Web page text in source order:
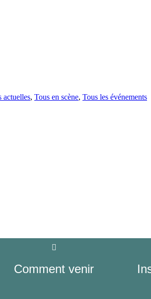
actuelles, Tous en scène, Tous les événements
Comment venir